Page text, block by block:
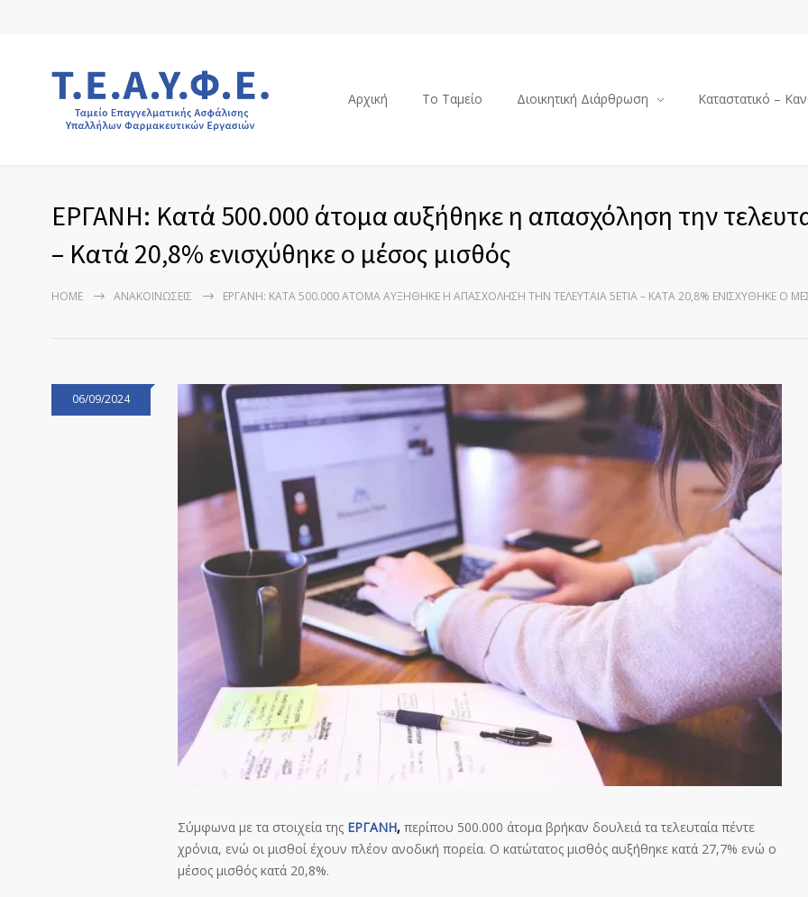
Αρχική Το Ταμείο Διοικητική Διάρθρωση Καταστατικό –
ΕΡΓΑΝΗ: Κατά 500.000 άτομα αυξήθηκε η απασχόληση την
– Κατά 20,8% ενισχύθηκε ο μέσος μισθός
HOME ΑΝΑΚΟΙΝΏΣΕΙΣ ΕΡΓΑΝΗ: ΚΑΤΆ 500.000 ΆΤΟΜΑ ΑΥΞΉΘΗΚΕ Η ΑΠΑΣΧΌΛΗΣΗ ΤΗΝ ΤΕΛΕΥΤΑΊΑ 5ΕΤΊΑ – ΚΑΤΆ 20,8% ΕΝΙΣΧΎΘΗΚΕ Ο
06/09/2024
Σύμφωνα με τα στοιχεία της ΕΡΓΑΝΗ, περίπου 500.000 άτομα βρήκαν δουλειά τα τελευταία πέντε
χρόνια, ενώ οι μισθοί έχουν πλέον ανοδική πορεία. Ο κατώτατος μισθός αυξήθηκε κατά 27,7% ενώ ο
μέσος μισθός κατά 20,8%.